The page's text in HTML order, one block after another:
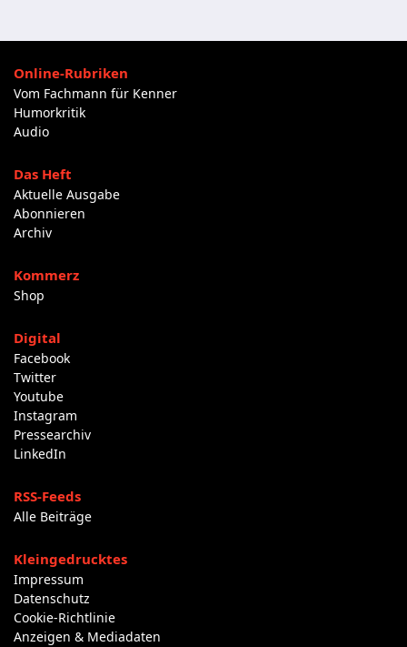
Online-Rubriken
Vom Fachmann für Kenner
Humorkritik
Audio
Das Heft
Aktuelle Ausgabe
Abonnieren
Archiv
Kommerz
Shop
Digital
Facebook
Twitter
Youtube
Instagram
Pressearchiv
LinkedIn
RSS-Feeds
Alle Beiträge
Kleingedrucktes
Impressum
Datenschutz
Cookie-Richtlinie
Anzeigen & Mediadaten